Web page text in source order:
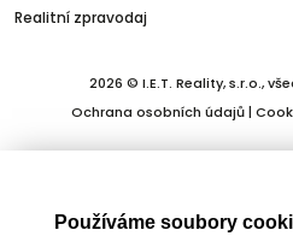
Realitní zpravodaj
2026 © I.E.T. Reality, s.r.o.,
Ochrana osobních údajů|
Používáme soubory